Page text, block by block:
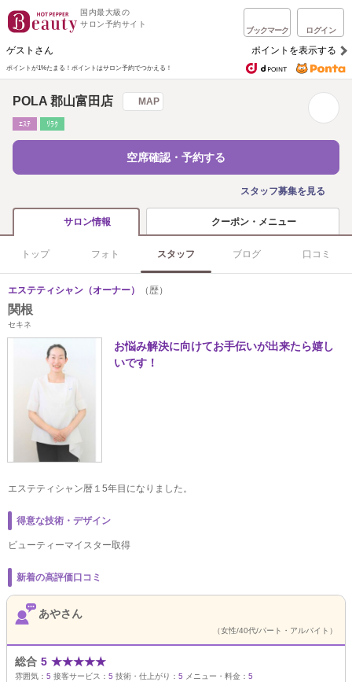
国内最大級の
サロン予約サイト
ブックマーク ログイン
ゲストさん ポイントを表示する
ポイントが1%たまる！ ポイントはサロン予約でつかえる！
POLA 郡山富田店 MAP
ｴｽﾃ ﾘﾗｸ
空席確認・予約する
スタッフ募集を見る
サロン情報 クーポン・メニュー
トップ フォト スタッフ ブログ 口コミ
エステティシャン（オーナー） （歴）
関根
セキネ
お悩み解決に向けてお手伝いが出来たら嬉し
いです！
エステティシャン暦１5年目になりました。
得意な技術・デザイン
ビューティーマイスター取得
新着の高評価口コミ
あやさん
（女性/40代/パート・アルバイト）
総合 5 ★★★★★
雰囲気： 5 接客サービス： 5 技術・仕上がり： 5 メニュー・料金： 5